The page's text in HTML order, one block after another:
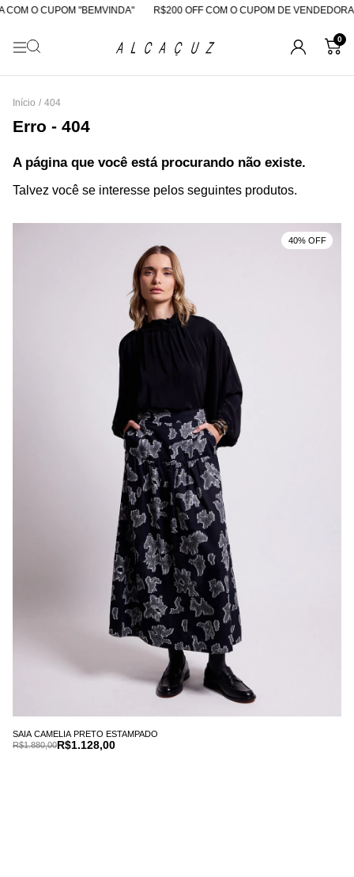
O CUPOM "BEMVINDA" R$200 OFF COM O CUPOM DE VENDEDORA
0
Início / 404
Erro - 404
A página que você está procurando não existe.
Talvez você se interesse pelos seguintes produtos.
SAIA CAMELIA PRETO ESTAMPADO
R$1.128,00
R$1.880,00
40% OFF